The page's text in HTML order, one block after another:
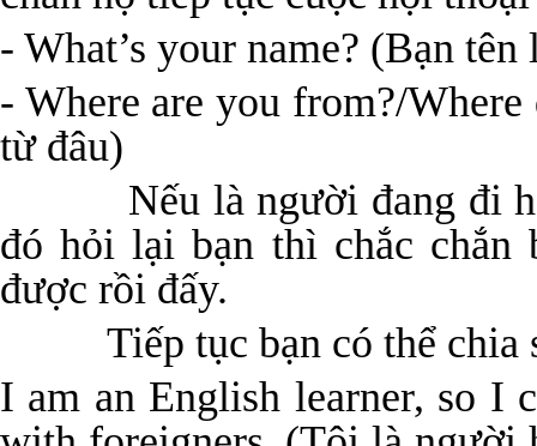
- What’s your name? (Bạn tên
- Where are you from?/
từ đâu)
Nếu là người đang đi họ
đó hỏi lại bạn thì chắc chắn
được rồi đấy.
Tiếp tục bạn có thể chia
I am an English learner, so I